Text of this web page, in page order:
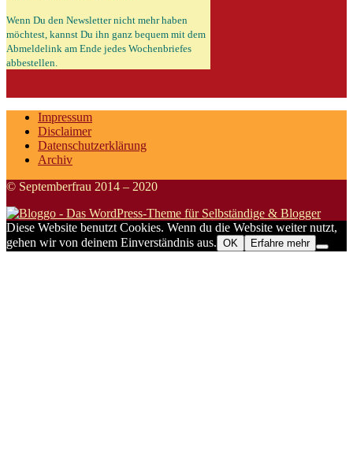
Wenn Du den Newsletter nicht mehr haben
möchtest, kannst Du ihn ganz bequem mit dem
Abmeldelink am Ende jedes Wochenbriefes
abbestellen.
Impressum
Disclaimer
Datenschutzerklärung
Archiv
© Septemberfrau 2014 – 2020
Diese Website benutzt Cookies. Wenn du die Website weiter nutzt,
gehen wir von deinem Einverständnis aus. OK Erfahre mehr